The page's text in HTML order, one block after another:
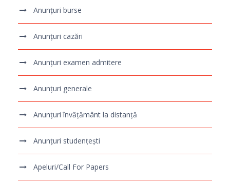
Anunțuri burse
Anunțuri cazări
Anunțuri examen admitere
Anunțuri generale
Anunțuri învățământ la distanță
Anunțuri studențești
Apeluri/Call For Papers